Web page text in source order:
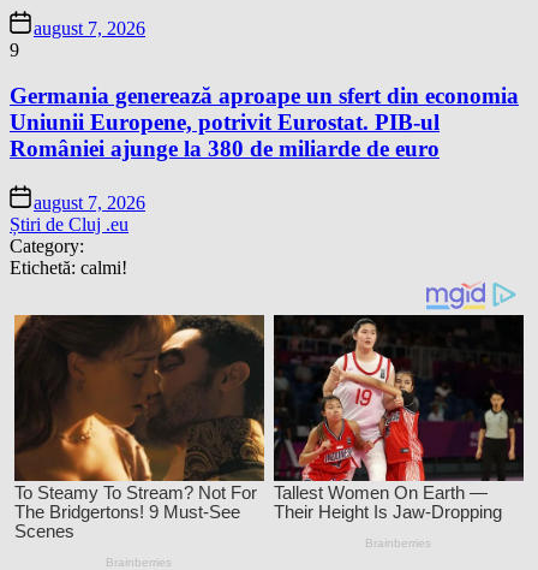
august 7, 2026
9
Germania generează aproape un sfert din economia
Uniunii Europene, potrivit Eurostat. PIB-ul
României ajunge la 380 de miliarde de euro
august 7, 2026
Știri de Cluj .eu
Category:
Etichetă: calmi!